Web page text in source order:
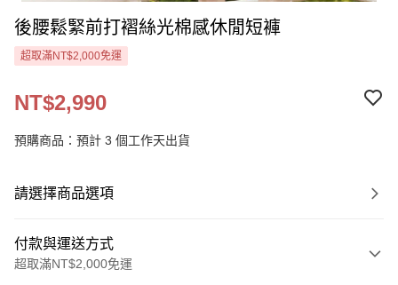
後腰鬆緊前打褶絲光棉感休閒短褲
超取滿NT$2,000免運
NT$2,990
預購商品：預計 3 個工作天出貨
請選擇商品選項
付款與運送方式
超取滿NT$2,000免運